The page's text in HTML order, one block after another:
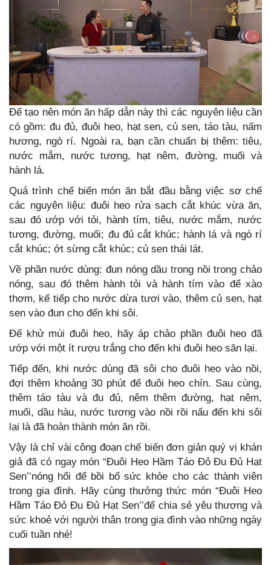
Để tạo nên món ăn hấp dẫn này thì các nguyên liệu cần
có gồm: đu đủ, đuôi heo, hạt sen, củ sen, táo tàu, nấm
hương, ngò rí. Ngoài ra, bạn cần chuẩn bị thêm: tiêu,
nước mắm, nước tương, hạt nêm, đường, muối và
hành lá.
Quá trình chế biến món ăn bắt đầu bằng việc sơ chế
các nguyên liệu: đuôi heo rửa sạch cắt khúc vừa ăn,
sau đó ướp với tỏi, hành tím, tiêu, nước mắm, nước
tương, đường, muối; đu đủ cắt khúc; hành lá và ngò rí
cắt khúc; ớt sừng cắt khúc; củ sen thái lát.
Về phần nước dùng: đun nóng dầu trong nồi trong chảo
nóng, sau đó thêm hành tỏi và hành tím vào để xào
thơm, kế tiếp cho nước dừa tươi vào, thêm củ sen, hạt
sen vào đun cho đến khi sôi.
Để khử mùi đuôi heo, hãy áp chảo phần đuôi heo đã
ướp với một ít rượu trắng cho đến khi đuôi heo săn lại.
Tiếp đến, khi nước dùng đã sôi cho đuôi heo vào nồi,
đợi thêm khoảng 30 phút để đuôi heo chín. Sau cùng,
thêm táo tàu và đu đủ, nêm thêm đường, hạt nêm,
muối, dầu hàu, nước tương vào nồi rồi nấu đến khi sôi
lại là đã hoàn thành món ăn rồi.
Vậy là chỉ vài công đoạn chế biến đơn giản quý vị khán
giả đã có ngay món “Đuôi Heo Hầm Táo Đỏ Đu Đủ Hạt
Sen’’nóng hổi để bồi bổ sức khỏe cho các thành viên
trong gia đình. Hãy cùng thưởng thức món “Đuôi Heo
Hầm Táo Đỏ Đu Đủ Hạt Sen’’để chia sẻ yêu thương và
sức khoẻ với người thân trong gia đình vào những ngày
cuối tuần nhé!